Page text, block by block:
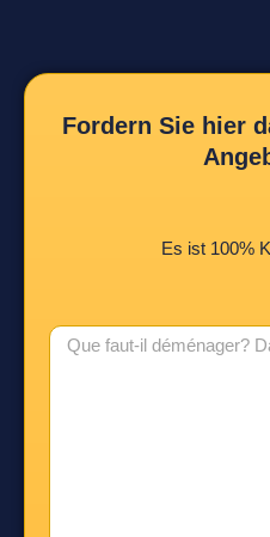
Fordern Sie hier
Es ist 100%